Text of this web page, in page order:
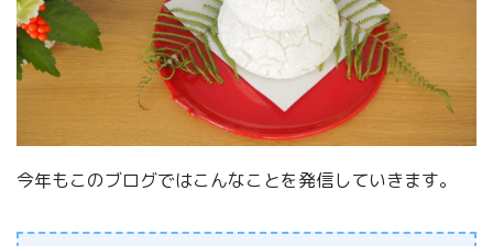
今年もこのブログではこんなことを発信していきます。